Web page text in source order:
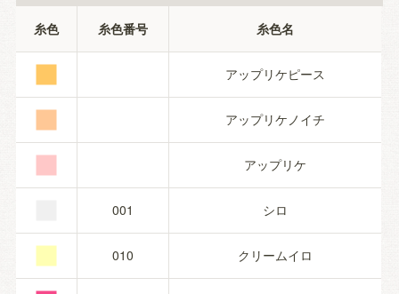
糸色 糸色番号 糸色名
■ アップリケピース
■ アップリケノイチ
■ アップリケ
■ 001 シロ
■ 010 クリームイロ